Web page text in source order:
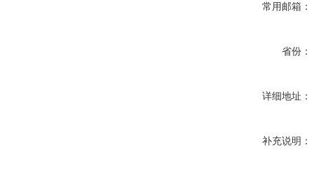
常用邮箱：
省份：
详细地址：
补充说明：